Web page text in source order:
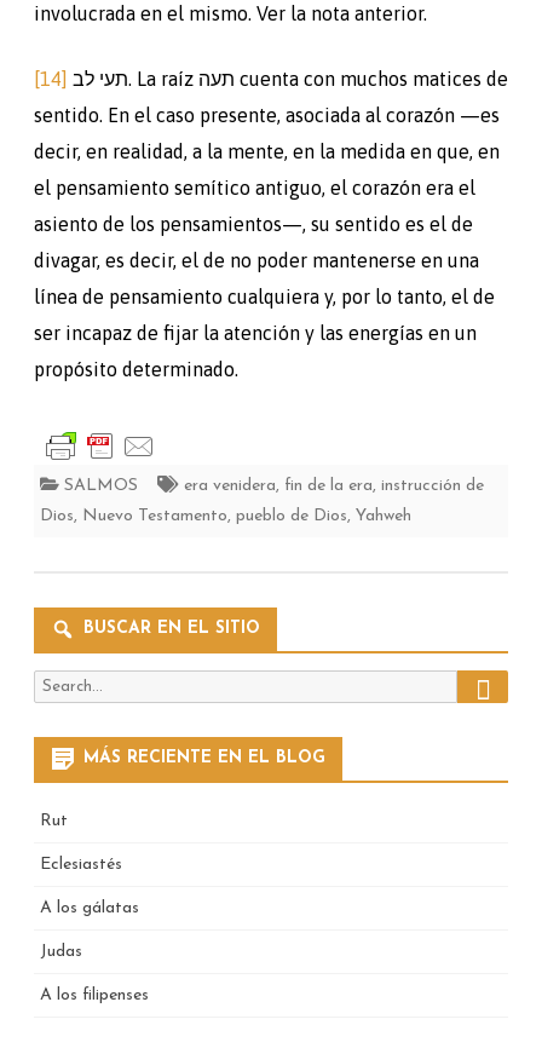
involucrada en el mismo. Ver la nota anterior.
[14] תעי לב
. La raíz תעה cuenta con muchos matices de
sentido. En el caso presente, asociada al corazón —es
decir, en realidad, a la mente, en la medida en que, en
el pensamiento semítico antiguo, el corazón era el
asiento de los pensamientos—, su sentido es el de
divagar, es decir, el de no poder mantenerse en una
línea de pensamiento cualquiera y, por lo tanto, el de
ser incapaz de fijar la atención y las energías en un
propósito determinado.
SALMOS era venidera, fin de la era, instrucción de
Dios, Nuevo Testamento, pueblo de Dios, Yahweh
BUSCAR EN EL SITIO
Search
Search
MÁS RECIENTE EN EL BLOG
Rut
Eclesiastés
A los gálatas
Judas
A los filipenses